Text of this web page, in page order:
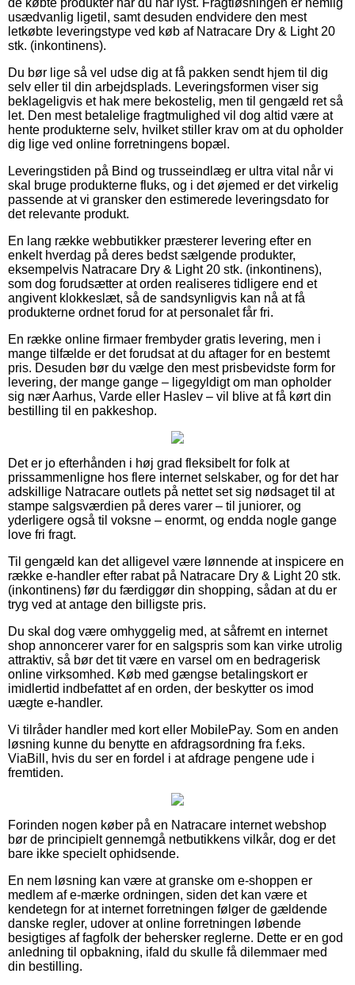
usædvanlig ligetil, samt desuden endvidere den mest
letkøbte leveringstype ved køb af Natracare Dry & Light 20
stk. (inkontinens).
Du bør lige så vel udse dig at få pakken sendt hjem til dig
selv eller til din arbejdsplads. Leveringsformen viser sig
beklageligvis et hak mere bekostelig, men til gengæld ret så
let. Den mest betalelige fragtmulighed vil dog altid være at
hente produkterne selv, hvilket stiller krav om at du opholder
dig lige ved online forretningens bopæl.
Leveringstiden på Bind og trusseindlæg er ultra vital når vi
skal bruge produkterne fluks, og i det øjemed er det virkelig
passende at vi gransker den estimerede leveringsdato for
det relevante produkt.
En lang række webbutikker præsterer levering efter en
enkelt hverdag på deres bedst sælgende produkter,
eksempelvis Natracare Dry & Light 20 stk. (inkontinens),
som dog forudsætter at orden realiseres tidligere end et
angivent klokkeslæt, så de sandsynligvis kan nå at få
produkterne ordnet forud for at personalet får fri.
En række online firmaer frembyder gratis levering, men i
mange tilfælde er det forudsat at du aftager for en bestemt
pris. Desuden bør du vælge den mest prisbevidste form for
levering, der mange gange – ligegyldigt om man opholder
sig nær Aarhus, Varde eller Haslev – vil blive at få kørt din
bestilling til en pakkeshop.
Det er jo efterhånden i høj grad fleksibelt for folk at
prissammenligne hos flere internet selskaber, og for det har
adskillige Natracare outlets på nettet set sig nødsaget til at
stampe salgsværdien på deres varer – til juniorer, og
yderligere også til voksne – enormt, og endda nogle gange
love fri fragt.
Til gengæld kan det alligevel være lønnende at inspicere en
række e-handler efter rabat på Natracare Dry & Light 20 stk.
(inkontinens) før du færdiggør din shopping, sådan at du er
tryg ved at antage den billigste pris.
Du skal dog være omhyggelig med, at såfremt en internet
shop annoncerer varer for en salgspris som kan virke utrolig
attraktiv, så bør det tit være en varsel om en bedragerisk
online virksomhed. Køb med gængse betalingskort er
imidlertid indbefattet af en orden, der beskytter os imod
uægte e-handler.
Vi tilråder handler med kort eller MobilePay. Som en anden
løsning kunne du benytte en afdragsordning fra f.eks.
ViaBill, hvis du ser en fordel i at afdrage pengene ude i
fremtiden.
Forinden nogen køber på en Natracare internet webshop
bør de principielt gennemgå netbutikkens vilkår, dog er det
bare ikke specielt ophidsende.
En nem løsning kan være at granske om e-shoppen er
medlem af e-mærke ordningen, siden det kan være et
kendetegn for at internet forretningen følger de gældende
danske regler, udover at online forretningen løbende
besigtiges af fagfolk der behersker reglerne. Dette er en god
anledning til opbakning, ifald du skulle få dilemmaer med
din bestilling.